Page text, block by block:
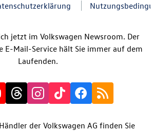
jetzt im Volkswagen Newsroom. Der
E-Mail-Service hält Sie immer auf dem
Laufenden.
der Volkswagen AG finden Sie